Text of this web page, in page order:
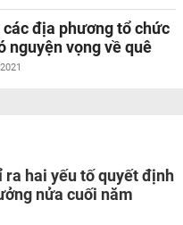
địa phương tổ chức
nguyện vọng về quê
ra hai yếu tố quyết định
nửa cuối năm